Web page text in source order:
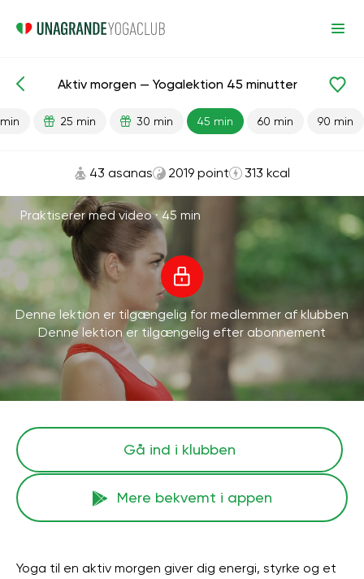
Færdiglavede lektioner Energi
Aktiv morgen — Yogalektion 45 minutter
25 min 30 min 45 min 60 min 90 min
43 asanas 2019 point 313 kcal
Praktiserer med video ·45 min
Denne lektion er tilgængelig for medlemmer af klubben
Denne lektion er tilgængelig efter abonnement
Gå ind i klubben
Mere bekvemt i appen
Yoga til en aktiv morgen giver dig energi, styrke og et